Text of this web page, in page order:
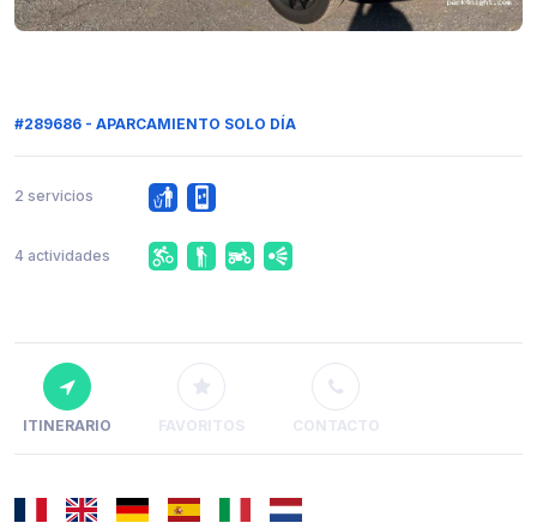
#289686 - APARCAMIENTO SOLO DÍA
2 servicios
4 actividades
ITINERARIO FAVORITOS CONTACTO